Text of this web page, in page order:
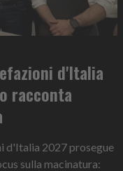
d'Italia
racconta
d'Italia 2027 prosegue
sulla macinatura: